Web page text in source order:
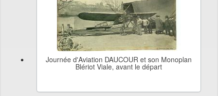
Journée d'Aviation DAUCOUR et son Monoplan
Blériot Viale, avant le départ